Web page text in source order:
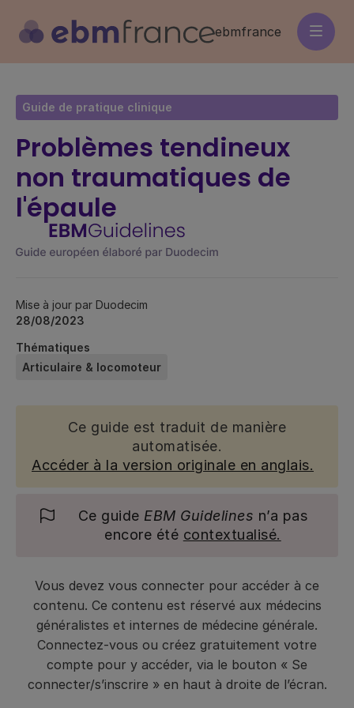
contenu
principal
ebmfrance
Guide de pratique clinique
Problèmes tendineux
non traumatiques de
l'épaule
Mise à jour par Duodecim
28/08/2023
Thématiques
Articulaire & locomoteur
Ce guide est traduit de manière
automatisée.
Accéder à la version originale en anglais.
Ce guide EBM Guidelines n’a pas
encore été contextualisé.
Vous devez vous connecter pour accéder à ce
contenu. Ce contenu est réservé aux médecins
généralistes et internes de médecine générale.
Connectez-vous ou créez gratuitement votre
compte pour y accéder, via le bouton « Se
connecter/s’inscrire » en haut à droite de l’écran.